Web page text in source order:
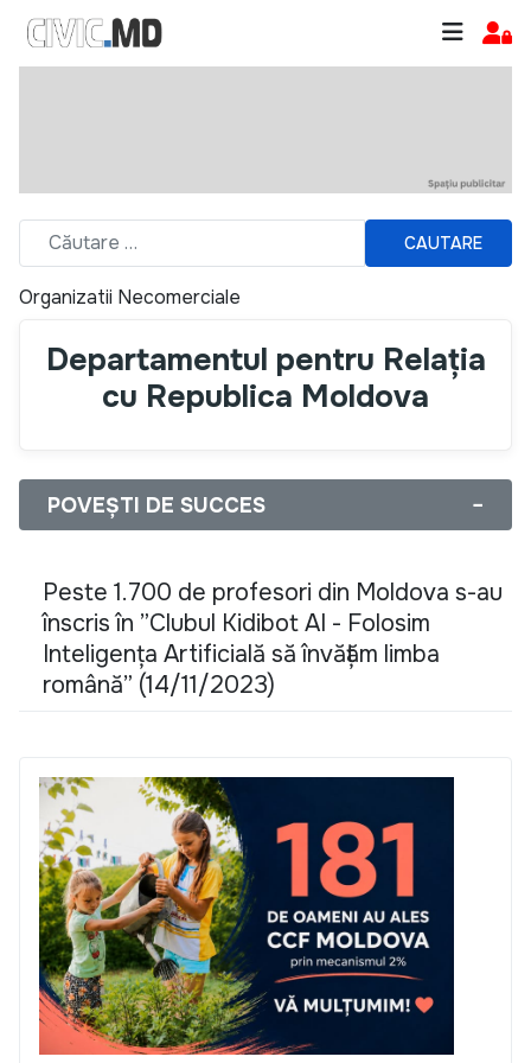
CAUTARE
Organizatii Necomerciale
Departamentul pentru Relația
cu Republica Moldova
POVEȘTI DE SUCCES −
Peste 1.700 de profesori din Moldova s-au
înscris în ”Clubul Kidibot AI - Folosim
Inteligența Artificială să învățăm limba
română” (14/11/2023)